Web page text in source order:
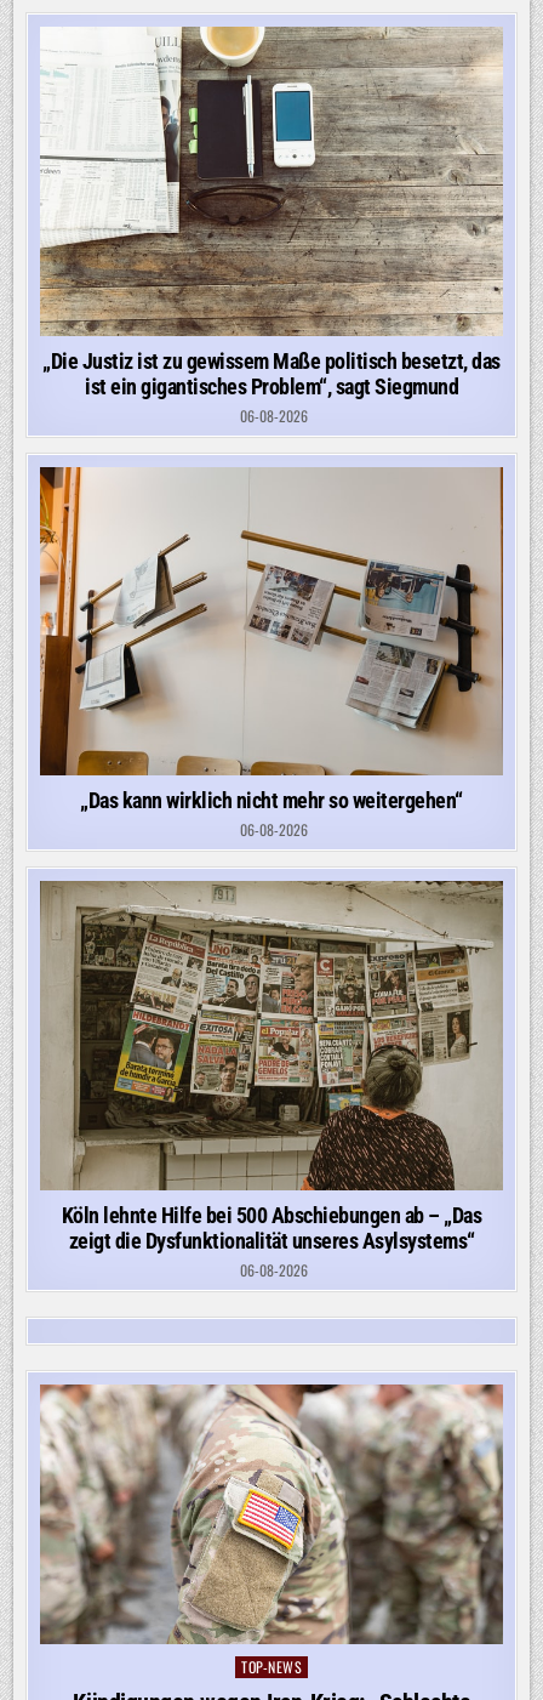
„Die Justiz ist zu gewissem Maße politisch besetzt, das
ist ein gigantisches Problem“, sagt Siegmund
06-08-2026
„Das kann wirklich nicht mehr so weitergehen“
06-08-2026
Köln lehnte Hilfe bei 500 Abschiebungen ab – „Das
zeigt die Dysfunktionalität unseres Asylsystems“
06-08-2026
Posted
TOP-NEWS